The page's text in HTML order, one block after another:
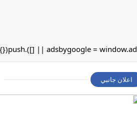
اعلان جانبي